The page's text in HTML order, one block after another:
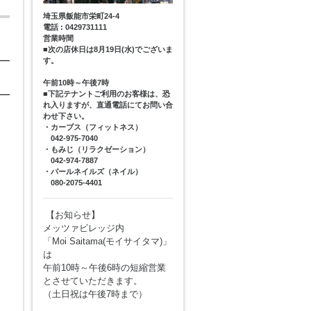
埼玉県飯能市栄町24-4
電話 : 0429731111
営業時間
■次の店休日は8月19日(水)でございま
す。
午前10時～午後7時
■下記テナントご利用のお客様は、恐
れ入りますが、直通電話にてお問い合
わせ下さい。
・カーブス（フィットネス）
042-975-7040
・もみじ（リラクゼーション）
042-974-7887
・パールネイルズ（ネイル）
080-2075-4401
【お知らせ】
メッツァビレッジ内
「Moi Saitama(モイサイタマ)」
は
午前10時～午後6時の短縮営業
とさせていただきます。
（土日祝は午後7時まで）